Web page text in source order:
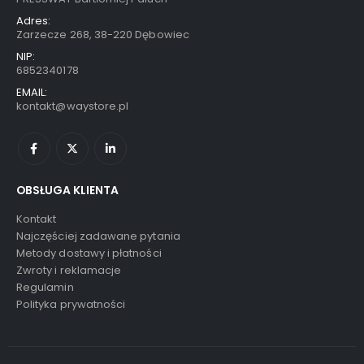
Adres:
Zarzecze 268, 38-220 Dębowiec
NIP:
6852340178
EMAIL:
kontakt@waystore.pl
OBSŁUGA KLIENTA
Kontakt
Najczęściej zadawane pytania
Metody dostawy i płatności
Zwroty i reklamacje
Regulamin
Polityka prywatności